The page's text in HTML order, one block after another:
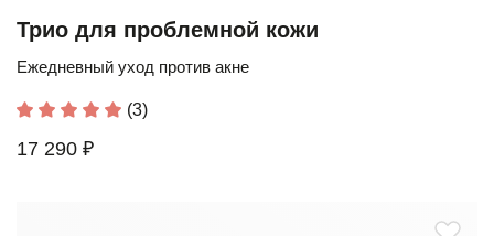
Трио для проблемной кожи
Ежедневный уход против акне
(3)
17 290 ₽